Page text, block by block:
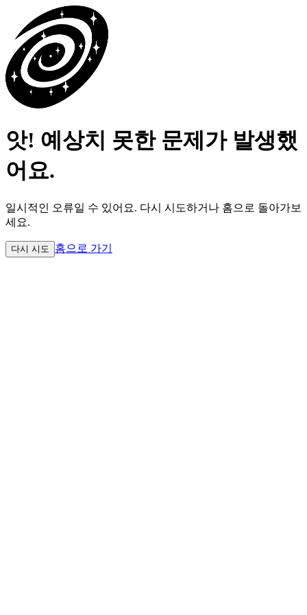
앗! 예상치 못한 문제가 발생했
어요.
일시적인 오류일 수 있어요. 다시 시도하거나 홈으로 돌아가보
세요.
다시 시도 홈으로 가기